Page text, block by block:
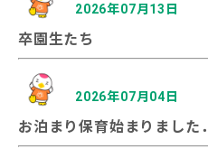
2026年07月13日
卒園生たち
2026年07月04日
お泊まり保育始まりました．